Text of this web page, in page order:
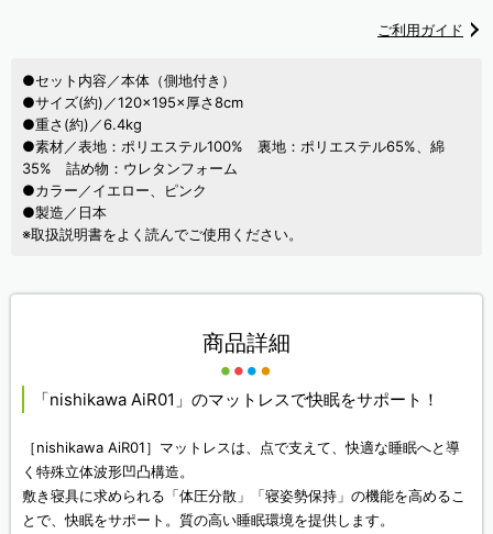
ご利用ガイド
●セット内容／本体（側地付き）
●サイズ(約)／120×195×厚さ8cm
●重さ(約)／6.4kg
●素材／表地：ポリエステル100% 裏地：ポリエステル65%、綿
35% 詰め物：ウレタンフォーム
●カラー／イエロー、ピンク
●製造／日本
※取扱説明書をよく読んでご使用ください。
商品詳細
「nishikawa AiR01」のマットレスで快眠をサポート！
［nishikawa AiR01］マットレスは、点で支えて、快適な睡眠へと導
く特殊立体波形凹凸構造。
敷き寝具に求められる「体圧分散」「寝姿勢保持」の機能を高めるこ
とで、快眠をサポート。質の高い睡眠環境を提供します。